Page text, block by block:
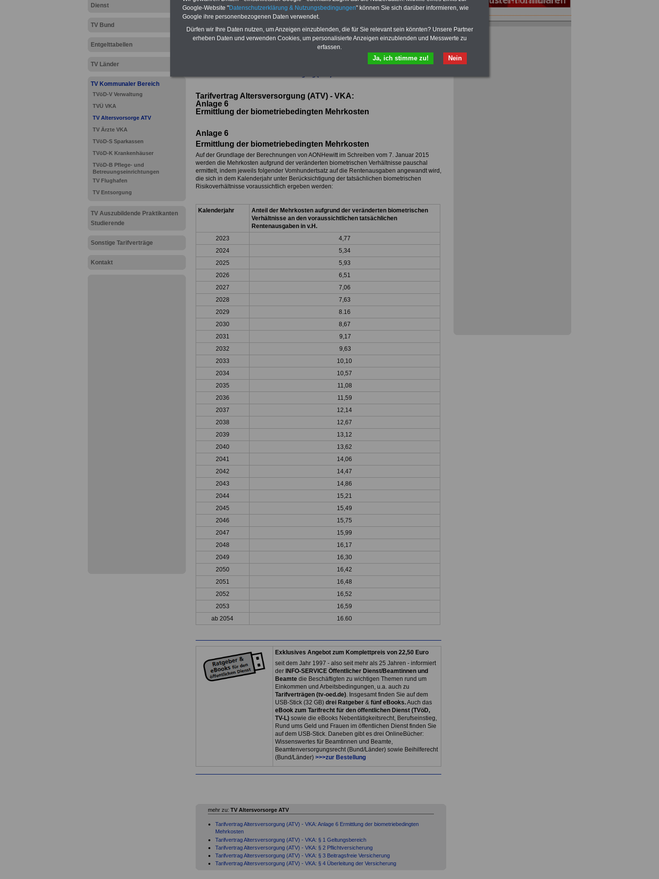
Dienst
TV Bund
Entgelttabellen
TV Länder
TV Kommunaler Bereich
TVöD-V Verwaltung
TVÜ VKA
TV Altersvorsorge ATV
TV Ärzte VKA
TVöD-S Sparkassen
TVöD-K Krankenhäuser
TVöD-B Pflege- und
Betreuungseinrichtungen
TV Flughafen
TV Entsorgung
TV Auszubildende Praktikanten
Studierende
Sonstige Tarifverträge
Kontakt
Im PortalPDF-SERVICEfindn Sie
10 Bücher bzw. eBooks zum
herunterladen, lesen und
ausdrucken.
Tarifvertrag Altersversorgung (ATV) - VKA:
Anlage 6
Ermittlung der biometriebedingten Mehrkosten
Anlage 6
Ermittlung der biometriebedingten Mehrkosten
Auf der Grundlage der Berechnungen von AONHewitt im Schreiben vom 7. Januar 2015
werden die Mehrkosten aufgrund der veränderten biometrischen Verhältnisse pauschal
ermittelt, indem jeweils folgender Vomhundertsatz auf die Rentenausgaben angewandt wird,
die sich in dem Kalenderjahr unter Berücksichtigung der tatsächlichen biometrischen
Risikoverhältnisse voraussichtlich ergeben werden:
Kalenderjahr
Anteil der Mehrkosten aufgrund der veränderten biometrischen
Verhältnisse an den voraussichtlichen tatsächlichen
Rentenausgaben in v.H.
2023
4,77
2024
5,34
2025
5,93
2026
6,51
2027
7,06
2028
7,63
2029
8.16
2030
8,67
2031
9,17
2032
9,63
2033
10,10
2034
10,57
2035
11,08
2036
11,59
2037
12,14
2038
12,67
2039
13,12
2040
13,62
2041
14,06
2042
14,47
2043
14,86
2044
15,21
2045
15,49
2046
15,75
2047
15,99
2048
16,17
2049
16,30
2050
16,42
2051
16,48
2052
16,52
2053
16,59
ab 2054
16.60
Exklusives Angebot zum Komplettpreis von 22,50 Euro
seit dem Jahr 1997 - also seit mehr als 25 Jahren - informiert
der INFO-SERVICE Öffentlicher Dienst/Beamtinnen und
Beamtedie Beschäftigten zu wichtigen Themen rund um
Einkommen und Arbeitsbedingungen, u.a. auch zu
Tarifverträgen (tv-oed.de). Insgesamt finden Sie auf dem
USB-Stick (32 GB) drei Ratgeber& fünf eBooks.Auch das
eBook zum Tarifrecht für den öffentlichen Dienst (TVöD,
TV-L)sowie die eBooks Nebentätigkeitsrecht, Berufseinstieg,
Rund ums Geld und Frauen im öffentlichen Dienst finden Sie
auf dem USB-Stick. Daneben gibt es drei OnlineBücher:
Wissenswertes für Beamtinnen und Beamte,
Beamtenversorgungsrecht (Bund/Länder) sowie Beihilferecht
(Bund/Länder) >>>zur Bestellung
mehr zu: TV Altersvorsorge ATV
Tarifvertrag Altersversorgung (ATV) - VKA: Anlage 6 Ermittlung der biometriebedingten
Mehrkosten
Tarifvertrag Altersversorgung (ATV) - VKA: § 1 Geltungsbereich
Tarifvertrag Altersversorgung (ATV) - VKA: § 2 Pflichtversicherung
Tarifvertrag Altersversorgung (ATV) - VKA: § 3 Beitragsfreie Versicherung
Tarifvertrag Altersversorgung (ATV) - VKA: § 4 Überleitung der Versicherung
ACHTUNG
>>>OnlineBuch
Google-Website "Datenschutzerklärung & Nutzungsbedingungen" können Sie sich darüber informieren, wie
Google ihre personenbezogenen Daten verwendet.
Dürfen wir Ihre Daten nutzen, um Anzeigen einzublenden, die für Sie relevant sein könnten? Unsere Partner
erheben Daten und verwenden Cookies, um personalisierte Anzeigen einzublenden und Messwerte zu
erfassen.
Nein
Ja, ich stimme zu!